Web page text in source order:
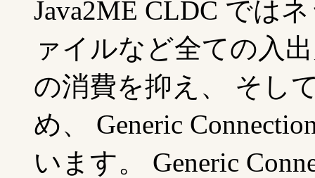
Java2ME CLDC では
ァイルなど全ての入
の消費を抑え、 そし
め、 Generic
います。 Generic